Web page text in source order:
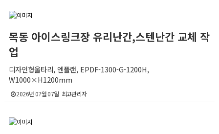
목동 아이스링크장 유리난간,스텐난간 교체 작
업
디자인형울타리, 엔플랜, EPDF-1300-G-1200H,
W1000×H1200mm
2026년 07월 07일 최고관리자